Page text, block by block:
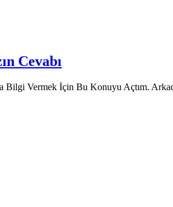
Cevabı
Vermek İçin Bu Konuyu Açtım.